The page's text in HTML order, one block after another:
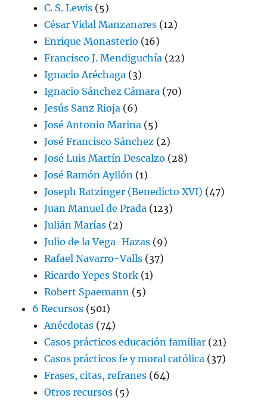
C. S. Lewis (5)
César Vidal Manzanares (12)
Enrique Monasterio (16)
Francisco J. Mendiguchía (22)
Ignacio Aréchaga (3)
Ignacio Sánchez Cámara (70)
Jesús Sanz Rioja (6)
José Antonio Marina (5)
José Francisco Sánchez (2)
José Luis Martín Descalzo (28)
José Ramón Ayllón (1)
Joseph Ratzinger (Benedicto XVI) (47)
Juan Manuel de Prada (123)
Julián Marías (2)
Julio de la Vega-Hazas (9)
Rafael Navarro-Valls (37)
Ricardo Yepes Stork (1)
Robert Spaemann (5)
6 Recursos (501)
Anécdotas (74)
Casos prácticos educación familiar (21)
Casos prácticos fe y moral católica (37)
Frases, citas, refranes (64)
Otros recursos (5)